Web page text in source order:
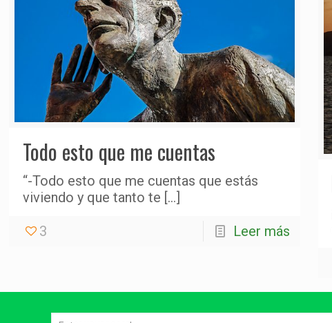
Todo esto que me cuentas
“-Todo esto que me cuentas que estás
viviendo y que tanto te […]
3 Leer más